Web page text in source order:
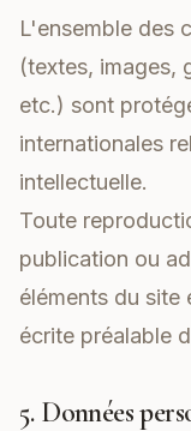
L'ensemble des
(textes, images,
etc.) sont
internationales
intellectuelle.
Toute
publication ou
éléments du site
écrite préalable
5. Données